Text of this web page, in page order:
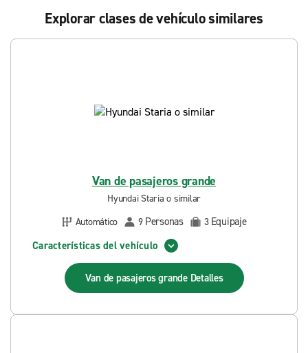
Explorar clases de vehículo similares
Van de pasajeros grande
Hyundai Staria o similar
Automático
9 Personas 3 Equipaje
Características del vehículo
Van de pasajeros grande Detalles